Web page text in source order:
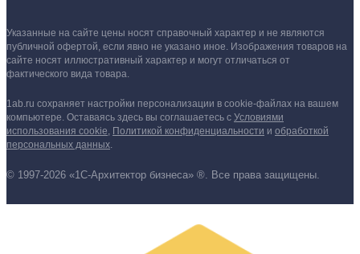
Указанные на сайте цены носят справочный характер и не являются
публичной офертой, если явно не указано иное. Изображения товаров на
сайте носят иллюстративный характер и могут отличаться от
фактического вида товара.
1ab.ru сохраняет настройки персонализации в cookie‑файлах на вашем
компьютере. Оставаясь здесь вы соглашаетесь с Условиями
использования cookie Политикой конфиденциальности и обработкой
персональных данных
© 1997-2026 «1С-Архитектор бизнеса» ®. Все права защищены.